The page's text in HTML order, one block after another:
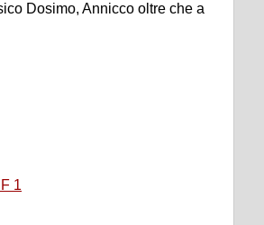
Dosimo, Annicco oltre che a
1